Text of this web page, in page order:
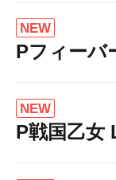
NEW
Pフィーバ
NEW
P戦国乙女